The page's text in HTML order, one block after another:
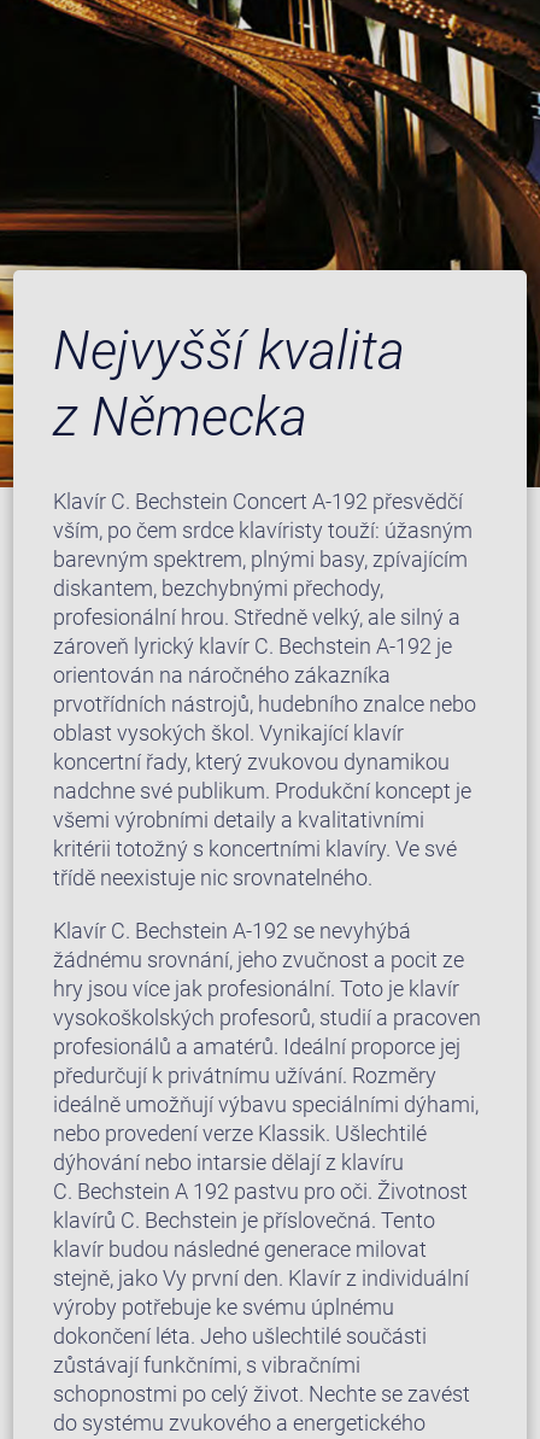
Nejvyšší kvalita
z Německa
Klavír C. Bechstein Concert A-192 přesvědčí
vším, po čem srdce klavíristy touží: úžasným
barevným spektrem, plnými basy, zpívajícím
diskantem, bezchybnými přechody,
profesionální hrou. Středně velký, ale silný a
zároveň lyrický klavír C. Bechstein A-192 je
orientován na náročného zákazníka
prvotřídních nástrojů, hudebního znalce nebo
oblast vysokých škol. Vynikající klavír
koncertní řady, který zvukovou dynamikou
nadchne své publikum. Produkční koncept je
všemi výrobními detaily a kvalitativními
kritérii totožný s koncertními klavíry. Ve své
třídě neexistuje nic srovnatelného.
Klavír C. Bechstein A-192 se nevyhýbá
žádnému srovnání, jeho zvučnost a pocit ze
hry jsou více jak profesionální. Toto je klavír
vysokoškolských profesorů, studií a pracoven
profesionálů a amatérů. Ideální proporce jej
předurčují k privátnímu užívání. Rozměry
ideálně umožňují výbavu speciálními dýhami,
nebo provedení verze Klassik. Ušlechtilé
dýhování nebo intarsie dělají z klavíru
C. Bechstein A 192 pastvu pro oči. Životnost
klavírů C. Bechstein je příslovečná. Tento
klavír budou následné generace milovat
stejně, jako Vy první den. Klavír z individuální
výroby potřebuje ke svému úplnému
dokončení léta. Jeho ušlechtilé součásti
zůstávají funkčními, s vibračními
schopnostmi po celý život. Nechte se zavést
do systému zvukového a energetického